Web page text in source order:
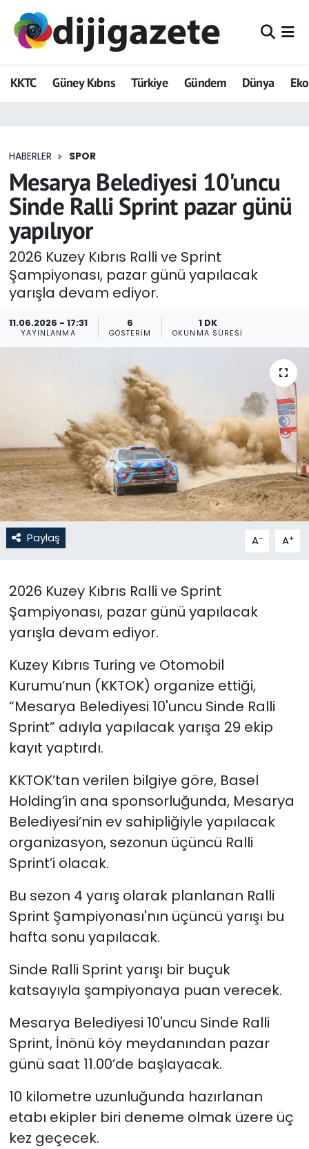
KKTC Güney Kıbrıs Türkiye Gündem Dünya
HABERLER SPOR
Mesarya Belediyesi 10'uncu
Sinde Ralli Sprint pazar günü
yapılıyor
2026 Kuzey Kıbrıs Ralli ve Sprint
Şampiyonası, pazar günü yapılacak
yarışla devam ediyor.
11.06.2026 - 17:31
YAYINLANMA
6
GÖSTERIM
1 DK
OKUNMA SÜRESI
Paylaş A- A+
2026 Kuzey Kıbrıs Ralli ve Sprint
Şampiyonası, pazar günü yapılacak
yarışla devam ediyor.
Kuzey Kıbrıs Turing ve Otomobil
Kurumu’nun (KKTOK) organize ettiği,
“Mesarya Belediyesi 10'uncu Sinde Ralli
Sprint” adıyla yapılacak yarışa 29 ekip
kayıt yaptırdı.
KKTOK’tan verilen bilgiye göre, Basel
Holding’in ana sponsorluğunda, Mesarya
Belediyesi’nin ev sahipliğiyle yapılacak
organizasyon, sezonun üçüncü Ralli
Sprint’i olacak.
Bu sezon 4 yarış olarak planlanan Ralli
Sprint Şampiyonası'nın üçüncü yarışı bu
hafta sonu yapılacak.
Sinde Ralli Sprint yarışı bir buçuk
katsayıyla şampiyonaya puan verecek.
Mesarya Belediyesi 10'uncu Sinde Ralli
Sprint, İnönü köy meydanından pazar
günü saat 11.00’de başlayacak.
10 kilometre uzunluğunda hazırlanan
etabı ekipler biri deneme olmak üzere üç
kez geçecek.
ADVERTORIAL
Dijigazete
Eğitim
Ekonomi
Foto Galeri
GEZİ
Güncel
Gündem
KKTC
KKTC YEREL SEÇİM 2018
Kültür Sanat
Magazin
Moda
Nöbetçi Eczaneler
Politika
Spor
Teknoloji
TÜRKiYE
Video Galeri
YAŞAM
Yazarlar
Hava Durumu
Trafik Durumu
Tüm Manşetler
Son Dakika Haberleri
Haber Arşivi